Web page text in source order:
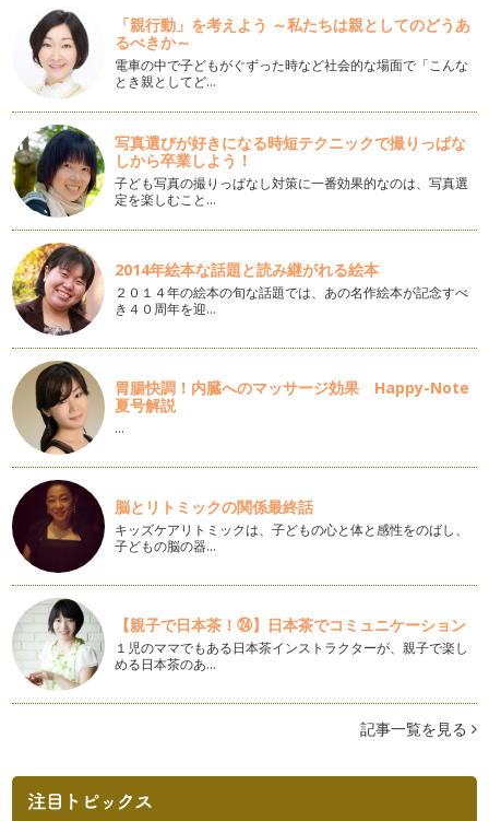
ネイルカラーにラッキーカラーを取り入れる♪
ラッキーカラーは生年月日や星座、また血液型など色々ありま
すよね。 …
ネイルカラーに流行色を取り入れる NO.3
明けましておめでとうございます。 今年もネイルを通して子
育て中のママがhappyに…
爪タイプごとに、悩みを解消して素敵ネイル
子どものような小さな爪だからネイルしてもね…とか、爪の形
が横に広くて男っぽく…
親子でネイル 〜 噛みクセ編 〜
12月〜1月はイベントがいっぱい！！！ 親子でお洒落をして
お…
爪のトラブル
爪は、形の変化や色の変化など何らかの原因で状態が変わって
しまうことがあります。 乾…
ケアして、つるつるかかと♪
夏の間は素足でいることが多いので、フットケアをされている
方も多かったと思います。 …
つるつるハンドになろう♪
子育て中のママは手を使うことが本当に多いですよね。 これ
からの季節は特に手荒れが酷…
親子でイベントネイル 〜HALLOWEEN 編 〜
小さい時、お母さんに内緒で口紅をつけてみたり、マニキュア
の代わりにマジックで爪を塗ってみた…
ネイルカラーにトレンドを取り入れる NO.2
今年の秋冬の流行色は『黒 』。 そしてダークな色が大注目
カラーセラピーを取り入れたネイルを前回、前々回と書かせて
頂きましたが、カラーセラピーって何…
「親行動」を考えよう ～私たちは親としてのどうあ
るべきか～
電車の中で子どもがぐずった時など社会的な場面で「こんな
とき親としてど…
写真選びが好きになる時短テクニックで撮りっぱな
しから卒業しよう！
子ども写真の撮りっぱなし対策に一番効果的なのは、写真選
定を楽しむこと…
2014年絵本な話題と読み継がれる絵本
２０１４年の絵本の旬な話題では、あの名作絵本が記念すべ
き４０周年を迎…
胃腸快調！内臓へのマッサージ効果 Happy-Note
夏号解説
…
脳とリトミックの関係最終話
キッズケアリトミックは、子どもの心と体と感性をのばし、
子どもの脳の器…
【親子で日本茶！㉔】日本茶でコミュニケーション
１児のママでもある日本茶インストラクターが、親子で楽し
める日本茶のあ…
記事一覧を見る